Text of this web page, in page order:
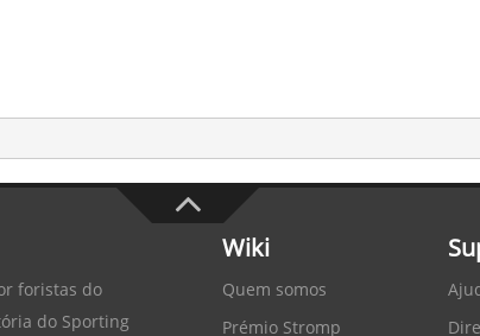
foristas do
do Sporting
Wiki
Quem somos
Prémio Stromp